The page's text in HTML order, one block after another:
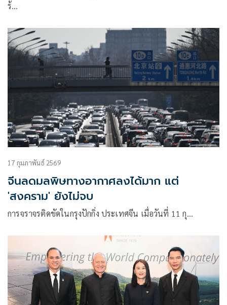
ร้…
17 กุมภาพันธ์ 2569
จีนลดมลพิษทางอากาศลงได้มาก แต่
'สงคราม' ยังไม่จบ
การจราจรติดขัดในกรุงปักกิ่ง ประเทศจีน เมื่อวันที่ 11 กุ…